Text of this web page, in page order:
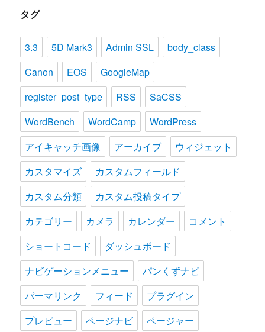
タグ
3.3 5D Mark3 Admin SSL
body_class
Canon
EOS
GoogleMap
register_post_type
RSS
SaCSS
WordBench
WordCamp
WordPress
アイキャッチ画像
アーカイブ
ウィジェット
カスタマイズ
カスタムフィールド
カスタム分類
カスタム投稿タイプ
カテゴリー
カメラ カレンダー
コメント
ショートコード
ダッシュボード
ナビゲーションメニュー
パンくずナビ
パーマリンク
フィード
プラグイン
プレビュー
ページナビ ページャー